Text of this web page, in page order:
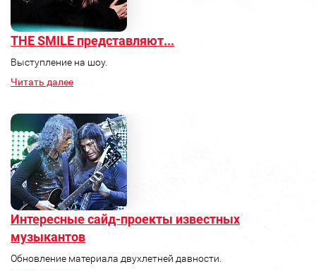
THE SMILE представляют...
Выступление на шоу.
Читать далее
Интересные сайд-проекты известных
музыкантов
Обновление материала двухлетней давности.